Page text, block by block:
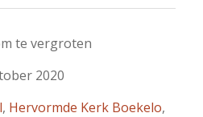
te vergroten
2020
, Hervormde Kerk Boekelo,